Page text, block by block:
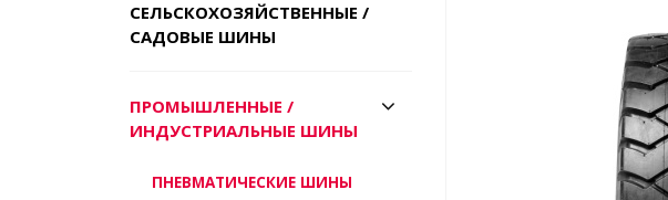
СЕЛЬСКОХОЗЯЙСТВЕННЫЕ /
САДОВЫЕ ШИНЫ
ПРОМЫШЛЕННЫЕ /
ИНДУСТРИАЛЬНЫЕ ШИНЫ
ПНЕВМАТИЧЕСКИЕ ШИНЫ